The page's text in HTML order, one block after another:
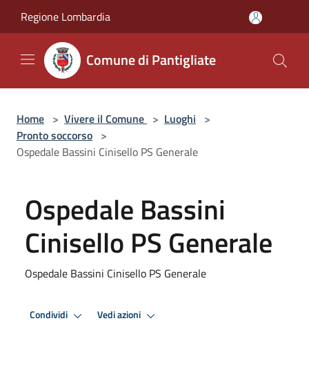
Regione Lombardia
Comune di Pantigliate
Home > Vivere il Comune > Luoghi >
Pronto soccorso >
Ospedale Bassini Cinisello PS Generale
Ospedale Bassini
Cinisello PS Generale
Ospedale Bassini Cinisello PS Generale
Condividi Vedi azioni